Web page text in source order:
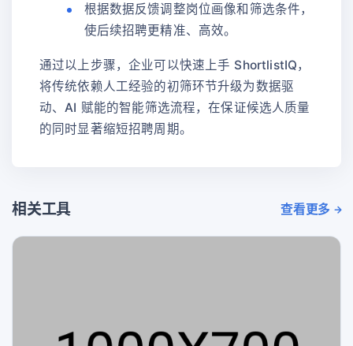
根据数据反馈调整岗位画像和筛选条件，
使后续招聘更精准、高效。
通过以上步骤，企业可以快速上手 ShortlistIQ，
将传统依赖人工经验的初筛环节升级为数据驱
动、AI 赋能的智能筛选流程，在保证候选人质量
的同时显著缩短招聘周期。
相关工具 查看更多